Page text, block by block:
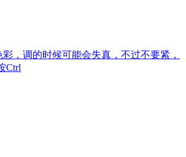
，调的时候可能会失真，不过不要紧，
Ctrl